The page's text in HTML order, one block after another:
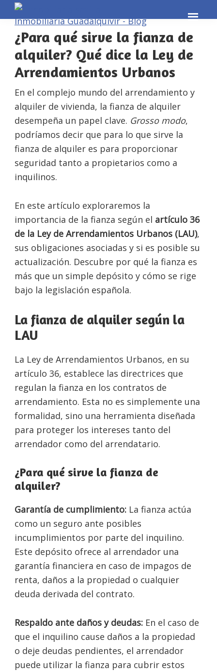
Skip
to
primary
navigation
Skip
to
main
content
Skip
to
footer
¿Para qué sirve la fianza de
alquiler? Qué dice la Ley de
Arrendamientos Urbanos
En el complejo mundo del arrendamiento y
alquiler de vivienda, la fianza de alquiler
desempeña un papel clave. Grosso modo,
podríamos decir que para lo que sirve la
fianza de alquiler es para proporcionar
seguridad tanto a propietarios como a
inquilinos.
En este artículo exploraremos la
importancia de la fianza según el artículo 36
de la Ley de Arrendamientos Urbanos (LAU),
sus obligaciones asociadas y si es posible su
actualización. Descubre por qué la fianza es
más que un simple depósito y cómo se rige
bajo la legislación española.
La fianza de alquiler según la
LAU
La Ley de Arrendamientos Urbanos, en su
artículo 36, establece las directrices que
regulan la fianza en los contratos de
arrendamiento. Esta no es simplemente una
formalidad, sino una herramienta diseñada
para proteger los intereses tanto del
arrendador como del arrendatario.
¿Para qué sirve la fianza de
alquiler?
Garantía de cumplimiento: La fianza actúa
como un seguro ante posibles
incumplimientos por parte del inquilino.
Este depósito ofrece al arrendador una
garantía financiera en caso de impagos de
renta, daños a la propiedad o cualquier
deuda derivada del contrato.
Respaldo ante daños y deudas: En el caso de
que el inquilino cause daños a la propiedad
o deje deudas pendientes, el arrendador
puede utilizar la fianza para cubrir estos